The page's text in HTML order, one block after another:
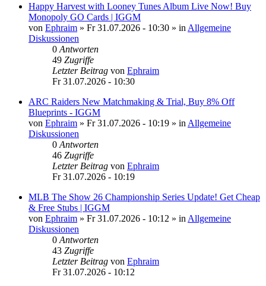
Happy Harvest with Looney Tunes Album Live Now! Buy
Monopoly GO Cards | IGGM
von Ephraim » Fr 31.07.2026 - 10:30 » in Allgemeine
Diskussionen
0 Antworten
49 Zugriffe
Letzter Beitrag von Ephraim
Fr 31.07.2026 - 10:30
ARC Raiders New Matchmaking & Trial, Buy 8% Off
Blueprints - IGGM
von Ephraim » Fr 31.07.2026 - 10:19 » in Allgemeine
Diskussionen
0 Antworten
46 Zugriffe
Letzter Beitrag von Ephraim
Fr 31.07.2026 - 10:19
MLB The Show 26 Championship Series Update! Get Cheap
& Free Stubs | IGGM
von Ephraim » Fr 31.07.2026 - 10:12 » in Allgemeine
Diskussionen
0 Antworten
43 Zugriffe
Letzter Beitrag von Ephraim
Fr 31.07.2026 - 10:12